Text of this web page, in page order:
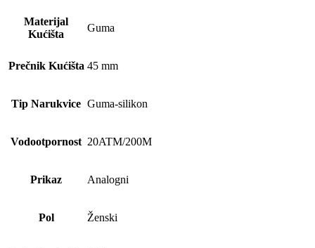
Materijal
Kućišta
Guma
Prečnik Kućišta 45 mm
Tip Narukvice Guma-silikon
Vodootpornost 20ATM/200M
Prikaz Analogni
Pol Ženski